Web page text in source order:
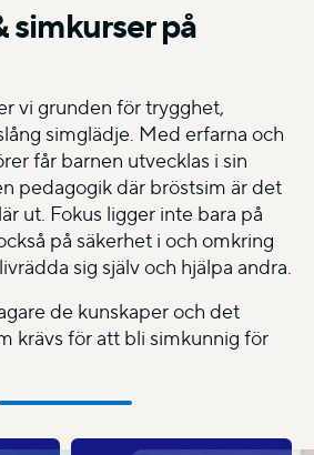
simkurser på
vi grunden för trygghet,
simglädje. Med erfarna och
får barnen utvecklas i sin
pedagogik där bröstsim är det
ut. Fokus ligger inte bara på
på säkerhet i och omkring
sig själv och hjälpa andra.
de kunskaper och det
krävs för att bli simkunnig för